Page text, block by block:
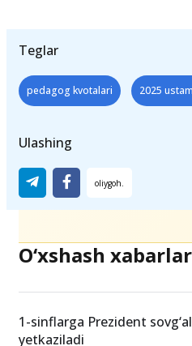
Teglar
pedagog kvotalari
Ulashing
O‘xshash xabarlar